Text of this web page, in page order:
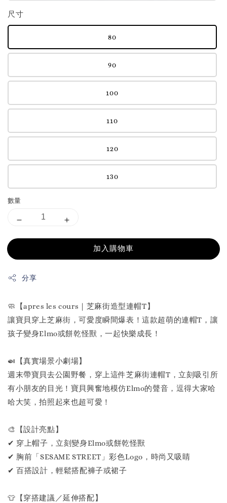
尺寸
80
90
100
110
120
130
數量
加入購物車
分享
🧼【apres les cours｜芝麻街造型連帽T】
讓寶貝穿上芝麻街，可愛度瞬間爆表！這款超萌的連帽T，讓
孩子變身Elmo或餅乾怪獸，一起快樂成長！
🍛【真實場景小劇場】
週末帶寶貝去公園野餐，穿上這件芝麻街連帽T，立刻吸引所
有小朋友的目光！寶貝興奮地模仿Elmo的聲音，逗得大家哈
哈大笑，拍照起來也超可愛！
🎨【設計亮點】
✔ 穿上帽子，立刻變身Elmo或餅乾怪獸
✔ 胸前「SESAME STREET」彩色Logo，時尚又吸睛
✔ 百搭設計，輕鬆搭配褲子或裙子
👕【穿搭建議／延伸搭配】